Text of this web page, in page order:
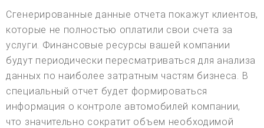
Сгенерированные данные отчета покажут клиентов,
которые не полностью оплатили свои счета за
услуги. Финансовые ресурсы вашей компании
будут периодически пересматриваться для анализа
данных по наиболее затратным частям бизнеса. В
специальный отчет будет формироваться
информация о контроле автомобилей компании,
что значительно сократит объем необходимой